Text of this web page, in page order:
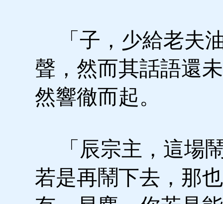
「子，少給老夫
聲，然而其話語還
然響徹而起。
「辰宗主，這場
若是再鬧下去，那